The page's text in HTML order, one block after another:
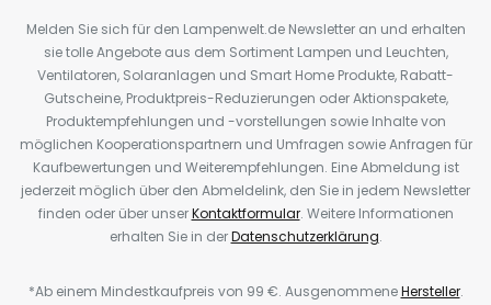
Melden Sie sich für den Lampenwelt.de Newsletter an und erhalten
sie tolle Angebote aus dem Sortiment Lampen und Leuchten,
Ventilatoren, Solaranlagen und Smart Home Produkte, Rabatt-
Gutscheine, Produktpreis-Reduzierungen oder Aktionspakete,
Produktempfehlungen und -vorstellungen sowie Inhalte von
möglichen Kooperationspartnern und Umfragen sowie Anfragen für
Kaufbewertungen und Weiterempfehlungen. Eine Abmeldung ist
jederzeit möglich über den Abmeldelink, den Sie in jedem Newsletter
finden oder über unserKontaktformular. Weitere Informationen
erhalten Sie in derDatenschutzerklärung.
*Ab einem Mindestkaufpreis von 99 €. AusgenommeneHersteller.